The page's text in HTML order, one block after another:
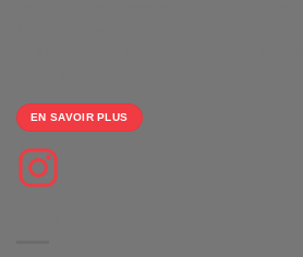
EN SAVOIR PLUS